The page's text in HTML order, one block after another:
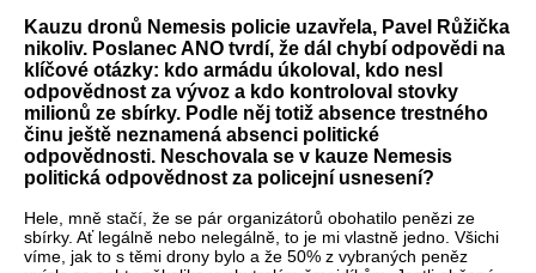
Kauzu dronů Nemesis policie uzavřela, Pavel Růžička
nikoliv. Poslanec ANO tvrdí, že dál chybí odpovědi na
klíčové otázky: kdo armádu úkoloval, kdo nesl
odpovědnost za vývoz a kdo kontroloval stovky
milionů ze sbírky. Podle něj totiž absence trestného
činu ještě neznamená absenci politické
odpovědnosti. Neschovala se v kauze Nemesis
politická odpovědnost za policejní usnesení?
Hele, mně stačí, že se pár organizátorů obohatilo penězi ze
sbírky. Ať legálně nebo nelegálně, to je mi vlastně jedno. Všichi
víme, jak to s těmi drony bylo a že 50% z vybraných peněz